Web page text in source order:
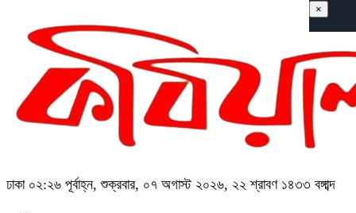
ঢাকা ০২:২৬ পূর্বাহ্ন, শুক্রবার, ০৭ অগাস্ট ২০২৬, ২২ শ্রাবণ ১৪৩৩ বঙ্গাব্দ
×